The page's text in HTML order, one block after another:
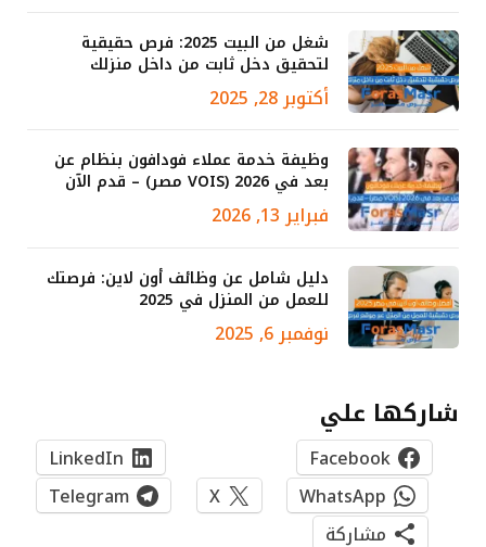
شغل من البيت 2025: فرص حقيقية
لتحقيق دخل ثابت من داخل منزلك
أكتوبر 28, 2025
وظيفة خدمة عملاء فودافون بنظام عن
بعد في 2026 (VOIS مصر) – قدم الآن
فبراير 13, 2026
دليل شامل عن وظائف أون لاين: فرصتك
للعمل من المنزل في 2025
نوفمبر 6, 2025
شاركها علي
Facebook
LinkedIn
WhatsApp
X
Telegram
مشاركة